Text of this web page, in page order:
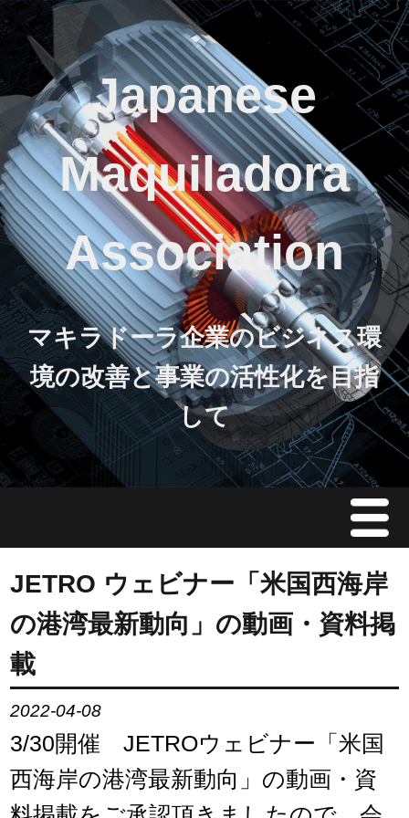
Japanese
Maquiladora
Association
マキラドーラ企業のビジネス環
境の改善と事業の活性化を目指
して
Menu
JMAについて
会員情報
イベント案内
ご入会案内
会員限定情報
JETRO ウェビナー「米国西海岸
の港湾最新動向」の動画・資料掲
載
2022-04-08
3/30開催 JETROウェビナー「米国
西海岸の港湾最新動向」の動画・資